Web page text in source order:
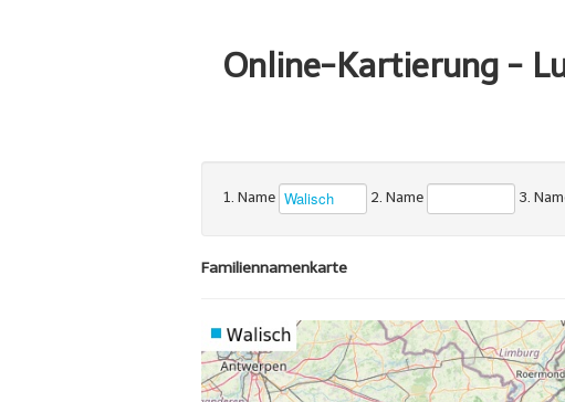
Online-Kartierung -
1. Name 2. Name 3.
Familiennamenkarte